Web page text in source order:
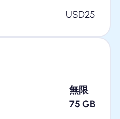
USD25
無限
75 GB